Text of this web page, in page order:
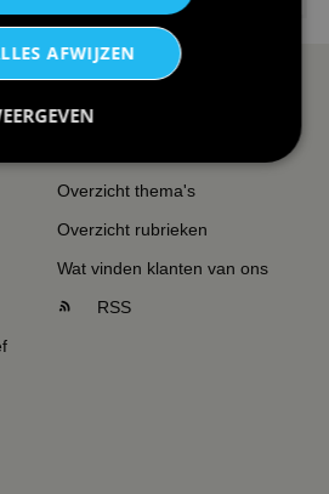
Overzicht thema's
Overzicht rubrieken
Wat vinden klanten van ons
RSS
AFWIJZEN